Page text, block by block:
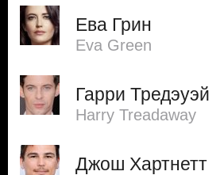
Ева Грин
Eva Green
Гарри Тредэуэй
Harry Treadaway
Джош Хартнетт